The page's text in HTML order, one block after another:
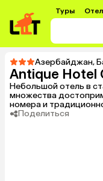
Туры
Азербайджан,
Antique Hotel
Небольшой отель в
множества
номера и
Поделиться